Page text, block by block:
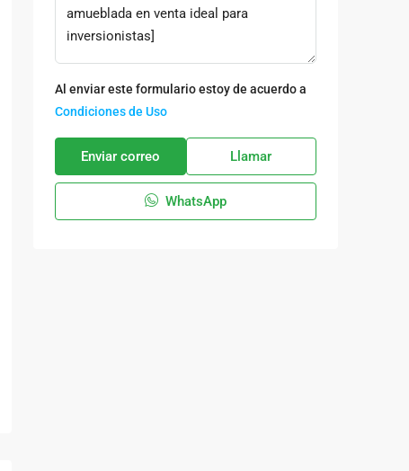
Al enviar este formulario estoy de acuerdo a
Condiciones de Uso
Enviar correo Llamar
WhatsApp